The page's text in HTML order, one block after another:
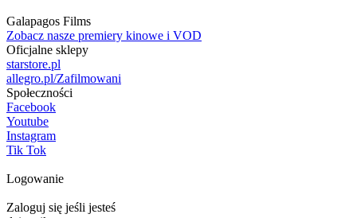
Galapagos Films
Zobacz nasze premiery kinowe i VOD
Oficjalne sklepy
starstore.pl
allegro.pl/Zafilmowani
Społeczności
Facebook
Youtube
Instagram
Tik Tok
Logowanie
Zaloguj się jeśli jesteś